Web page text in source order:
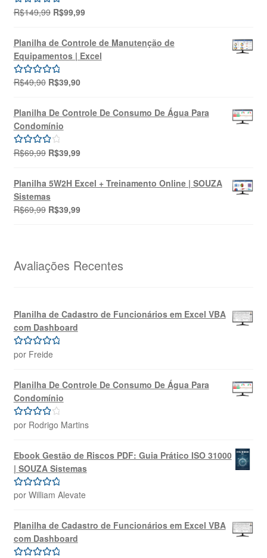
Avaliação
R$149,99 O
original
era:
R$149,99.
R$99,99O
atual
é:
R$99,99.
Planilha de Controle de Manutenção de
Equipamentos | Excel
Avaliação
R$49,90 O
original
era:
R$49,90.
R$39,90O
atual
é:
Planilha De Controle De Consumo De Água Para
Condomínio
Avaliação
R$69,99 O
original
era:
R$69,99.
R$39,99O
atual
é:
Planilha 5W2H Excel + Treinamento Online | SOUZA
Sistemas
R$69,99 O
R$69,99.
R$39,99O
R$39,99.
Avaliações Recentes
Planilha de Cadastro de Funcionários em Excel VBA
com Dashboard
Avaliação5
por Freide
Planilha De Controle De Consumo De Água Para
Condomínio
Avaliação
por Rodrigo Martins
Ebook Gestão de Riscos PDF: Guia Prático ISO 31000
| SOUZA Sistemas
Avaliação5
por William Alevate
Planilha de Cadastro de Funcionários em Excel VBA
com Dashboard